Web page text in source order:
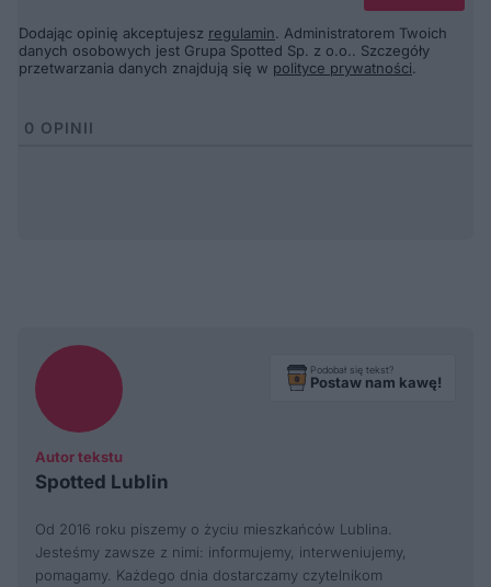
Dodając opinię akceptujesz regulamin. Administratorem Twoich
danych osobowych jest Grupa Spotted Sp. z o.o.. Szczegóły
przetwarzania danych znajdują się w polityce prywatności.
0 OPINII
Autor tekstu
Spotted Lublin
Podobał się tekst?
Postaw nam kawę!
Od 2016 roku piszemy o życiu mieszkańców Lublina.
Jesteśmy zawsze z nimi: informujemy, interweniujemy,
pomagamy. Każdego dnia dostarczamy czytelnikom